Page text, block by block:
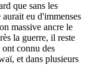
que sans les
eu d'immenses
massive ancre le
la guerre, il reste
connu des
et dans plusieurs